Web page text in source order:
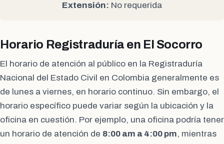
Extensión: No requerida
Horario Registraduría en El Socorro
El horario de atención al público en la Registraduría
Nacional del Estado Civil en Colombia generalmente es
de lunes a viernes, en horario continuo. Sin embargo, el
horario específico puede variar según la ubicación y la
oficina en cuestión. Por ejemplo, una oficina podría tener
un horario de atención de 8:00 am a 4:00 pm, mientras